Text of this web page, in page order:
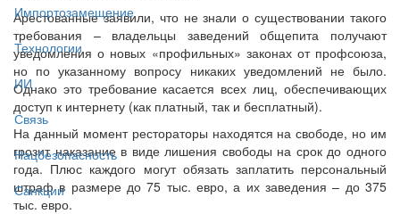
Импортозамещение
Технологии
ИИ
Связь
Нацбезопасность
Санкции
Арестованные заявили, что не знали о существовании такого
требования – владельцы заведений общепита получают
уведомления о новых «профильных» законах от профсоюза,
но по указанному вопросу никаких уведомлений не было.
Однако это требование касается всех лиц, обеспечивающих
доступ к интернету (как платный, так и бесплатный).
На данный момент рестораторы находятся на свободе, но им
грозит наказание в виде лишения свободы на срок до одного
года. Плюс каждого могут обязать заплатить персональный
штраф в размере до 75 тыс. евро, а их заведения – до 375
тыс. евро.